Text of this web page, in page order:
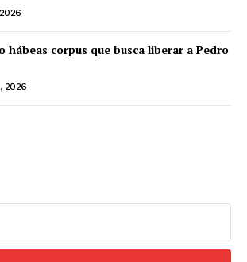
Andes
hábeas corpus que busca liberar a Pedro
2026